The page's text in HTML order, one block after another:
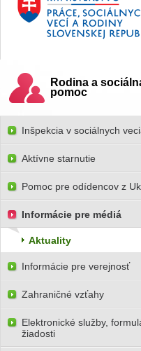
Ministerstvo práce,
Slovenskej republiky
Rodina a
pomoc
Inšpekcia v sociálnych
Aktívne starnutie
Pomoc pre odídencov z
Informácie pre médiá
Aktuality
Informácie pre verejnosť
Zahraničné vzťahy
Elektronické služby,
žiadosti